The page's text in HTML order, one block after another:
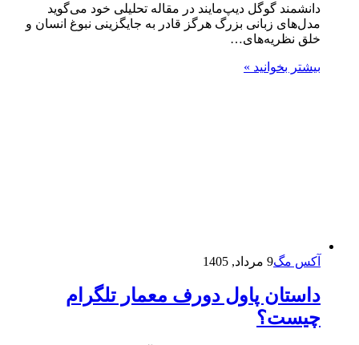
دانشمند گوگل دیپ‌مایند در مقاله تحلیلی خود می‌گوید
مدل‌های زبانی بزرگ هرگز قادر به جایگزینی نبوغ انسان و
خلق نظریه‌های…
بیشتر بخوانید »
آکس مگ9 مرداد, 1405
داستان پاول دورف معمار تلگرام
چیست؟